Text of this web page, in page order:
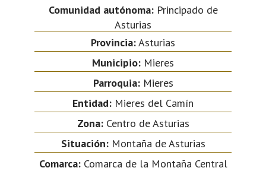
Comunidad autónoma:Principado de
Asturias
Provincia:Asturias
Municipio: Mieres
Parroquia:Mieres
Entidad: Mieres del Camín
Zona:Centro de Asturias
Situación:Montaña de Asturias
Comarca:Comarca de la Montaña Central